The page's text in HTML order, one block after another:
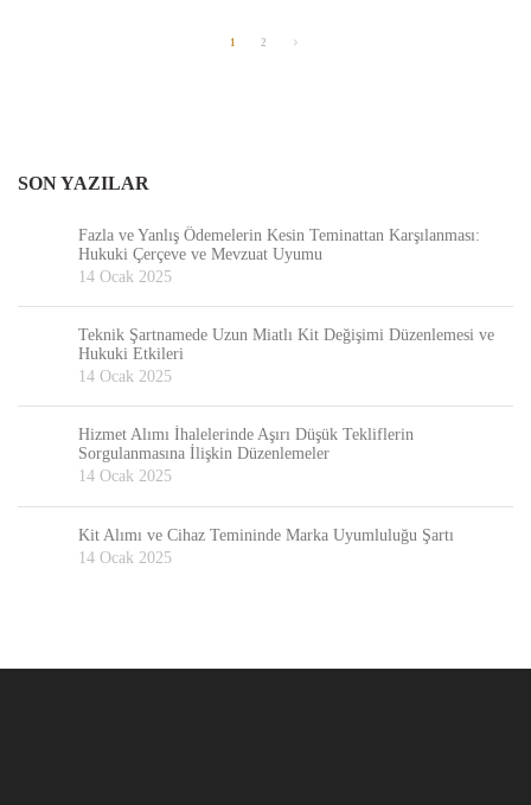
1 2
SON YAZILAR
Fazla ve Yanlış Ödemelerin Kesin Teminattan Karşılanması:
Hukuki Çerçeve ve Mevzuat Uyumu
14 Ocak 2025
Teknik Şartnamede Uzun Miatlı Kit Değişimi Düzenlemesi ve
Hukuki Etkileri
14 Ocak 2025
Hizmet Alımı İhalelerinde Aşırı Düşük Tekliflerin
Sorgulanmasına İlişkin Düzenlemeler
14 Ocak 2025
Kit Alımı ve Cihaz Temininde Marka Uyumluluğu Şartı
14 Ocak 2025